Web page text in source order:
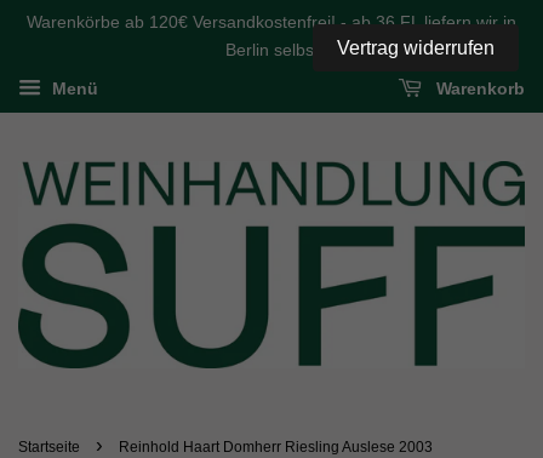
Warenkörbe ab 120€ Versandkostenfrei! - ab 36 FL liefern wir in
Berlin selbst
Menü Warenkorb
Startseite ›
Reinhold Haart Domherr Riesling Auslese 2003
Vertrag widerrufen